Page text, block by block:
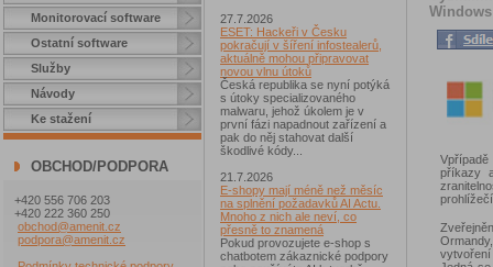
Monitorovací software
Ostatní software
Služby
Návody
Ke stažení
OBCHOD/PODPORA
+420 556 706 203
+420 222 360 250
obchod@amenit.cz
podpora@amenit.cz
27.7.2026
ESET: Hackeři v Česku
pokračují v šíření infostealerů,
aktuálně mohou připravovat
novou vlnu útoků
Česká republika se nyní potýká
s útoky specializovaného
malwaru, jehož úkolem je v
první fázi napadnout zařízení a
pak do něj stahovat další
škodlivé kódy...
21.7.2026
E-shopy mají méně než měsíc
na splnění požadavků AI Actu.
Mnoho z nich ale neví, co
přesně to znamená
Pokud provozujete e-shop s
chatbotem zákaznické podpory
Windows
příkazy